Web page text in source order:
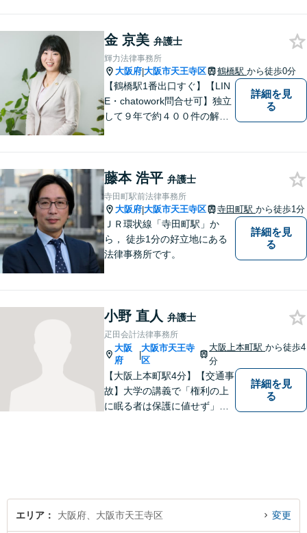
ください。
金 京美 弁護士
輝力法律事務所
大阪府|大阪市天王寺区 鶴橋駅 から徒歩0分
【鶴橋駅1番出口すぐ】【LIN
E・chatowork問合せ可】独立
して９年で約４００件の解決
さ」「人間力」「交渉力」を
駆使して依頼者様の笑顔を取
り戻すべく全力で取り組みま
す。
詳細を見
る
藤本 浩平 弁護士
寺田町駅前法律事務所
大阪府|大阪市天王寺区 寺田町駅 から徒歩1分
ＪＲ環状線「寺田町駅」か
ら， 徒歩1分の好立地にある
法律事務所です。
詳細を見
る
小野 直人 弁護士
疋田会計法律事務所
大阪
府
|
大阪市天王寺
区
大阪上本町駅から徒歩4
分
【大阪上本町駅4分】【交通事
故】大学の講義で「権利の上
に眠る者は保護に値せず」と
し、丁寧かつ柔軟な対応を心
がけています。
詳細を見
る
エリア 大阪府、大阪市天王寺区 変更